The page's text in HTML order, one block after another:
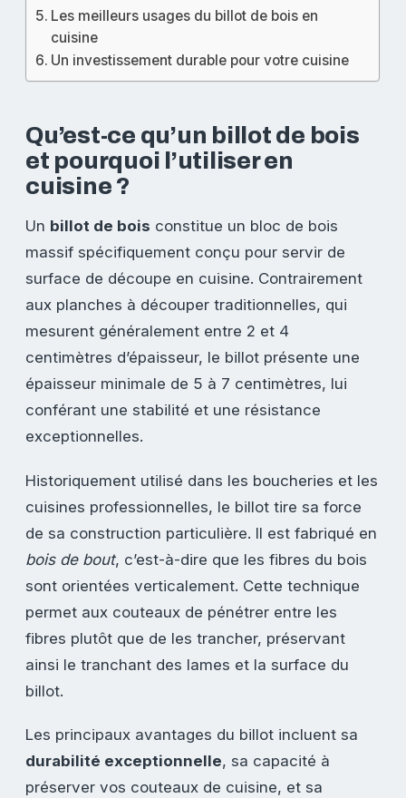
Les meilleurs usages du billot de bois en
cuisine
Un investissement durable pour votre cuisine
Qu’est-ce qu’un billot de bois
et pourquoi l’utiliser en
cuisine ?
Un billot de bois constitue un bloc de bois
massif spécifiquement conçu pour servir de
surface de découpe en cuisine. Contrairement
aux planches à découper traditionnelles, qui
mesurent généralement entre 2 et 4
centimètres d’épaisseur, le billot présente une
épaisseur minimale de 5 à 7 centimètres, lui
conférant une stabilité et une résistance
exceptionnelles.
Historiquement utilisé dans les boucheries et les
cuisines professionnelles, le billot tire sa force
de sa construction particulière. Il est fabriqué en
bois de bout, c’est-à-dire que les fibres du bois
sont orientées verticalement. Cette technique
permet aux couteaux de pénétrer entre les
fibres plutôt que de les trancher, préservant
ainsi le tranchant des lames et la surface du
billot.
Les principaux avantages du billot incluent sa
durabilité exceptionnelle, sa capacité à
préserver vos couteaux de cuisine, et sa